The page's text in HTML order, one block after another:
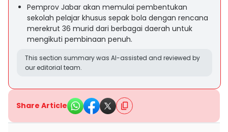
Pemprov Jabar akan memulai pembentukan
sekolah pelajar khusus sepak bola dengan rencana
merekrut 36 murid dari berbagai daerah untuk
mengikuti pembinaan penuh.
This section summary was AI-assisted and reviewed by
our editorial team.
Share Article